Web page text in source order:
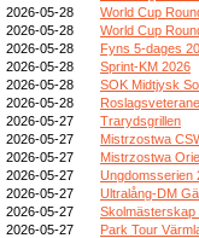
2026-05-28
World Cup
2026-05-28
World Cup
2026-05-28
Fyns 5-dages
2026-05-28
Sprint-KM 2026
2026-05-28
SOK Midtjysk
2026-05-28
2026-05-27
Trarydsgrillen
2026-05-27
Mistrzostwa
2026-05-27
Mistrzostwa
2026-05-27
Ungdomsserien
2026-05-27
Ultralång-DM
2026-05-27
Skolmästerskap
2026-05-27
Park Tour